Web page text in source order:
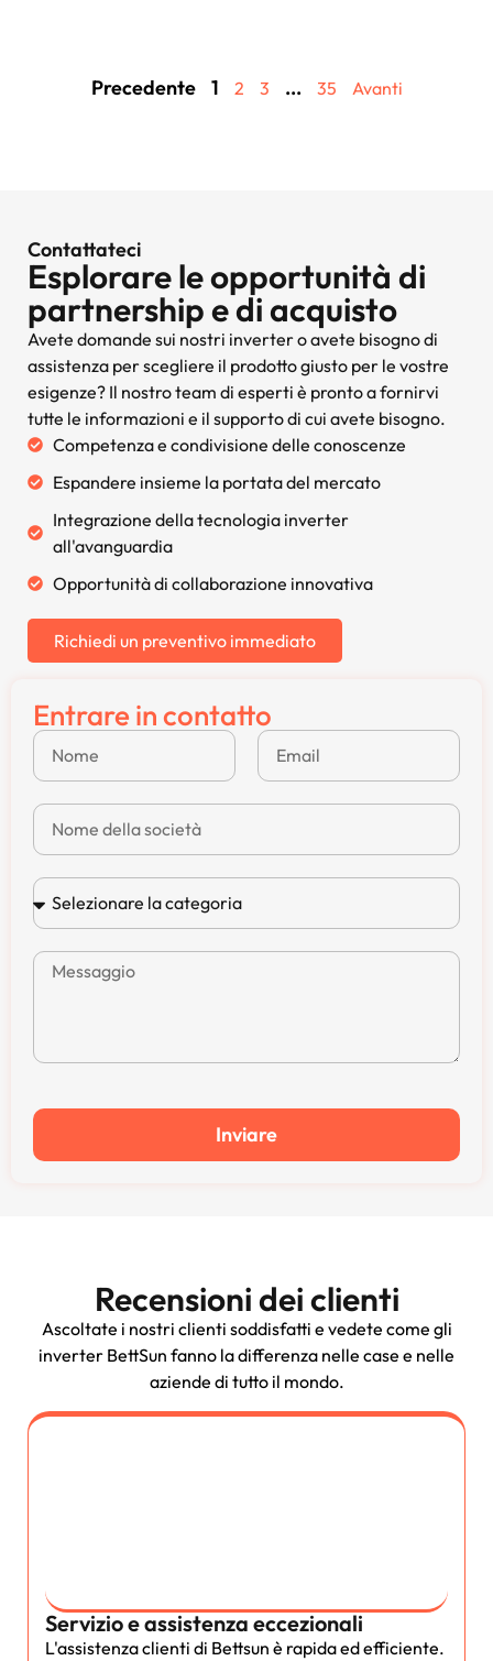
Precedente 1 2 3 ... 35 Avanti
Contattateci
Esplorare le opportunità di
partnership e di acquisto
Avete domande sui nostri inverter o avete bisogno di
assistenza per scegliere il prodotto giusto per le vostre
esigenze? Il nostro team di esperti è pronto a fornirvi
tutte le informazioni e il supporto di cui avete bisogno.
Competenza e condivisione delle conoscenze
Espandere insieme la portata del mercato
Integrazione della tecnologia inverter
all'avanguardia
Opportunità di collaborazione innovativa
Richiedi un preventivo immediato
Entrare in contatto
Inviare
Recensioni dei clienti
Ascoltate i nostri clienti soddisfatti e vedete come gli
inverter BettSun fanno la differenza nelle case e nelle
aziende di tutto il mondo.
Servizio e assistenza eccezionali
L'assistenza clienti di Bettsun è rapida ed efficiente.